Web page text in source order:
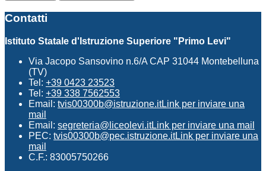
Contatti
Istituto Statale d'Istruzione Superiore "Primo Levi"
Via Jacopo Sansovino n.6/A CAP 31044 Montebelluna
(TV)
Tel: +39 0423 23523
Tel: +39 338 7562553
Email: tvis00300b@istruzione.itLink per inviare una
mail
Email: segreteria@liceolevi.itLink per inviare una mail
PEC: tvis00300b@pec.istruzione.itLink per inviare una
mail
C.F.: 83005750266